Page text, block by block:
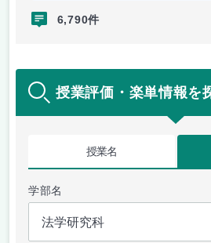
6,790件
授業評価・楽単情報を
授業名
学部名